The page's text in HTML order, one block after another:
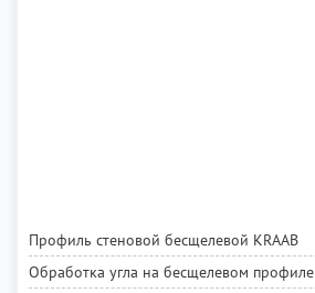
Профиль стеновой бесщелевой KRAAB
Обработка угла на бесщелевом профиле